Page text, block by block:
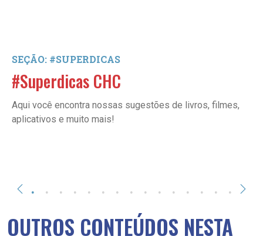
SEÇÃO: #SUPERDICAS
#Superdicas CHC
Aqui você encontra nossas sugestões de livros, filmes,
aplicativos e muito mais!
OUTROS CONTEÚDOS NESTA